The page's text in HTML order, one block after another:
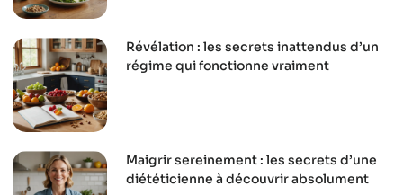
Révélation : les secrets inattendus d’un
régime qui fonctionne vraiment
Maigrir sereinement : les secrets d’une
diététicienne à découvrir absolument